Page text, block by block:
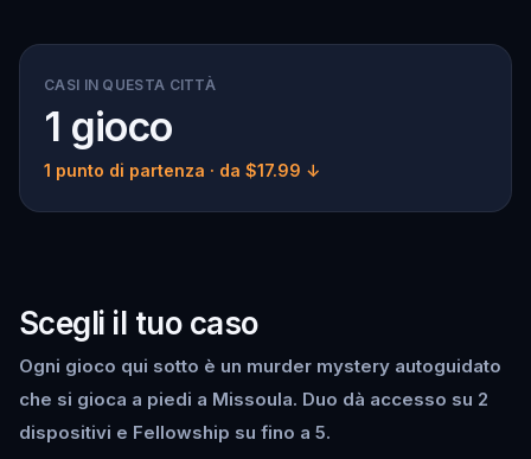
CASI IN QUESTA CITTÀ
1 gioco
1 punto di partenza · da $17.99 ↓
Scegli il tuo caso
Ogni gioco qui sotto è un murder mystery autoguidato
che si gioca a piedi a Missoula. Duo dà accesso su 2
dispositivi e Fellowship su fino a 5.